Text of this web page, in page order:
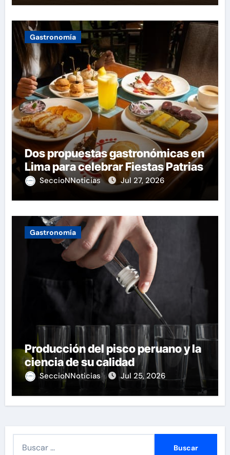
Gastronomía
Dos propuestas gastronómicas en
Lima para celebrar Fiestas Patrias
SeccioNNoticias Jul 27, 2026
Gastronomía
Producción del pisco peruano y la
ciencia de su calidad
SeccioNNoticias Jul 25, 2026